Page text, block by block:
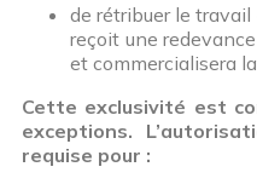
de rétribuer le travail
reçoit une
et commercialisera
Cette exclusivité est
exceptions.
requise pour :